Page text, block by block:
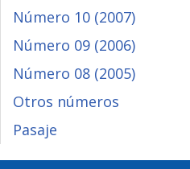
Número 10 (2007)
Número 09 (2006)
Número 08 (2005)
Otros números
Pasaje